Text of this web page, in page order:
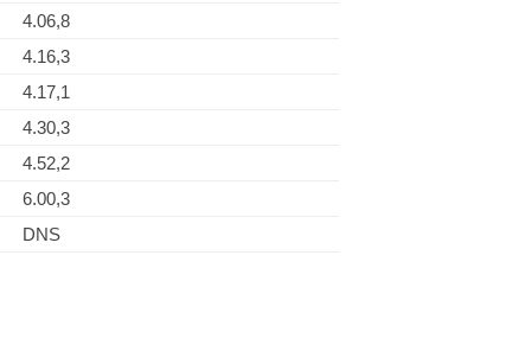
4.06,8
4.16,3
4.17,1
4.30,3
4.52,2
6.00,3
DNS